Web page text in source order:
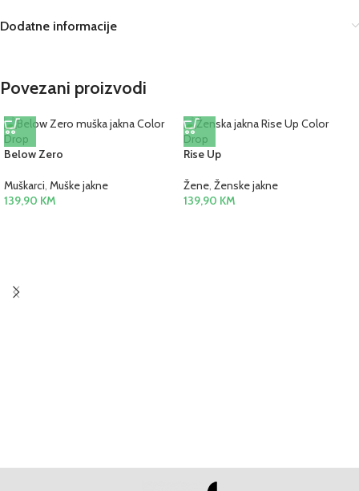
Dodatne informacije
Povezani proizvodi
Below Zero
Muškarci, Muške jakne
139,90 KM
Rise Up
Žene, Ženske jakne
139,90 KM